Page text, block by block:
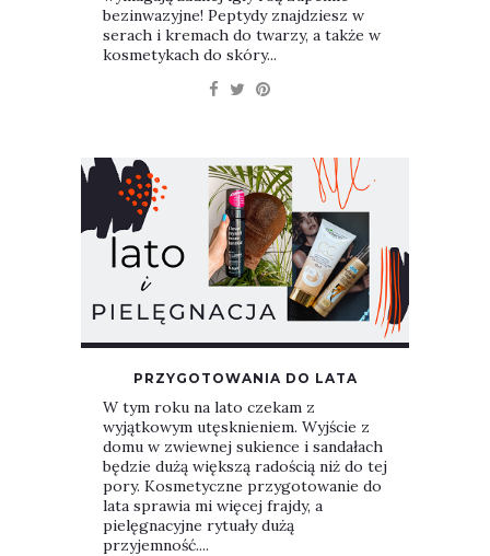
bezinwazyjne! Peptydy znajdziesz w
serach i kremach do twarzy, a także w
kosmetykach do skóry...
PRZYGOTOWANIA DO LATA
W tym roku na lato czekam z
wyjątkowym utęsknieniem. Wyjście z
domu w zwiewnej sukience i sandałach
będzie dużą większą radością niż do tej
pory. Kosmetyczne przygotowanie do
lata sprawia mi więcej frajdy, a
pielęgnacyjne rytuały dużą
przyjemność....